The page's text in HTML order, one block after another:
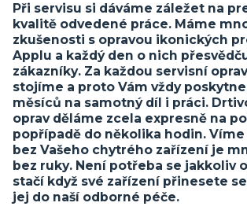
Při servisu si dáváme záležet na
kvalitě odvedené práce. Máme
zkušenosti s opravou ikonických
Applu a každý den o nich
zákazníky. Za každou servisní
stojíme a proto Vám vždy
měsíců na samotný díl i práci.
oprav děláme zcela expresně na
popřípadě do několika hodin.
bez Vašeho chytrého zařízení je
bez ruky. Není potřeba se jakkoliv
stačí když své zařízení přinesete
jej do naší odborné péče.